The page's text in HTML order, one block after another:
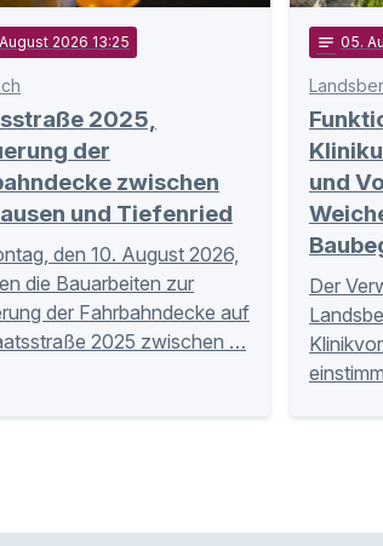
2026 13:25
2025,
der
zwischen
und Tiefenried
den 10. August 2026,
die Bauarbeiten zur
der Fahrbahndecke auf
2025 zwischen …
notes 05.
und
Der